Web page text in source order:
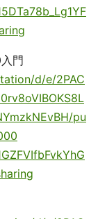
門
d/e/2PAC
pu